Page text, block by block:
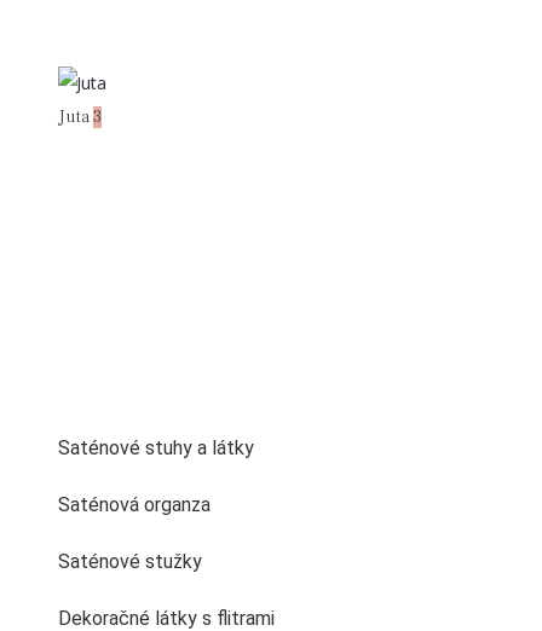
Juta3
Saténové stuhy a látky
Saténová organza
Saténové stužky
Dekoračné látky s flitrami